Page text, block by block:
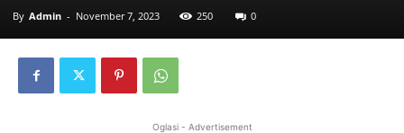
By Admin - November 7, 2023 250 0
Oglasi - Advertisement